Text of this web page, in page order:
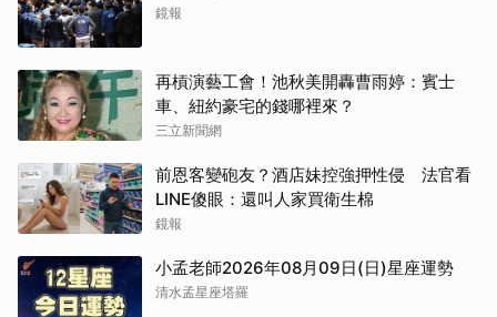
鏡報
再槓演藝工會！池秋美開轟曹雨婷：賓士
車、紐約豪宅的錢哪裡來？
三立新聞網
前恩客變砲友？酒店妹控強押性侵 法官看
LINE傻眼：還叫人家買衛生棉
鏡報
小孟老師2026年08月09日(日)星座運勢
清水孟星座塔羅